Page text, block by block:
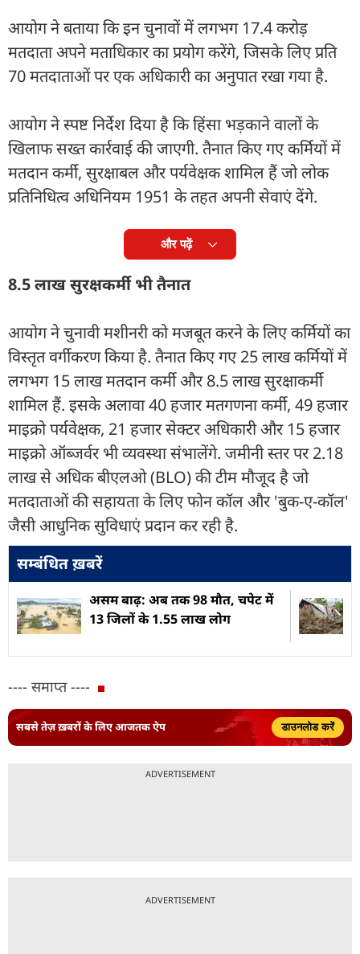
आयोग ने बताया कि इन चुनावों में लगभग 17.4 करोड़
मतदाता अपने मताधिकार का प्रयोग करेंगे, जिसके लिए प्रति
70 मतदाताओं पर एक अधिकारी का अनुपात रखा गया है.
आयोग ने स्पष्ट निर्देश दिया है कि हिंसा भड़काने वालों के
खिलाफ सख्त कार्रवाई की जाएगी. तैनात किए गए कर्मियों में
मतदान कर्मी, सुरक्षाबल और पर्यवेक्षक शामिल हैं जो लोक
प्रतिनिधित्व अधिनियम 1951 के तहत अपनी सेवाएं देंगे.
और पढ़ें
8.5 लाख सुरक्षकर्मी भी तैनात
आयोग ने चुनावी मशीनरी को मजबूत करने के लिए कर्मियों का
विस्तृत वर्गीकरण किया है. तैनात किए गए 25 लाख कर्मियों में
लगभग 15 लाख मतदान कर्मी और 8.5 लाख सुरक्षाकर्मी
शामिल हैं. इसके अलावा 40 हजार मतगणना कर्मी, 49 हजार
माइक्रो पर्यवेक्षक, 21 हजार सेक्टर अधिकारी और 15 हजार
माइक्रो ऑब्जर्वर भी व्यवस्था संभालेंगे. जमीनी स्तर पर 2.18
लाख से अधिक बीएलओ (BLO) की टीम मौजूद है जो
मतदाताओं की सहायता के लिए फोन कॉल और 'बुक-ए-कॉल'
जैसी आधुनिक सुविधाएं प्रदान कर रही है.
सम्बंधित ख़बरें
असम बाढ़: अब तक 98 मौत, चपेट में
13 जिलों के 1.55 लाख लोग
---- समाप्त ----
सबसे तेज़ ख़बरों के लिए आजतक ऐप डाउनलोड करें
ADVERTISEMENT
ADVERTISEMENT